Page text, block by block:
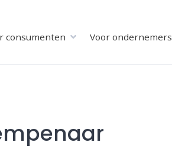
consumenten Voor ondernemers